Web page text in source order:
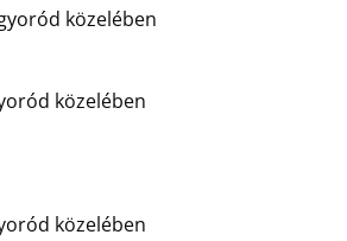
közelében
közelében
közelében